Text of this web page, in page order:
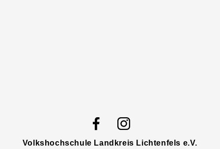
Volkshochschule Landkreis Lichtenfels e.V.